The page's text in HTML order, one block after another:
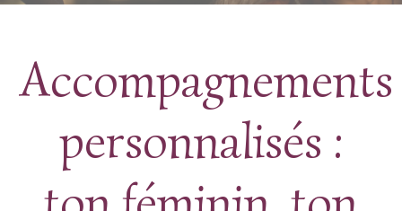
Accompagnements
personnalisés :